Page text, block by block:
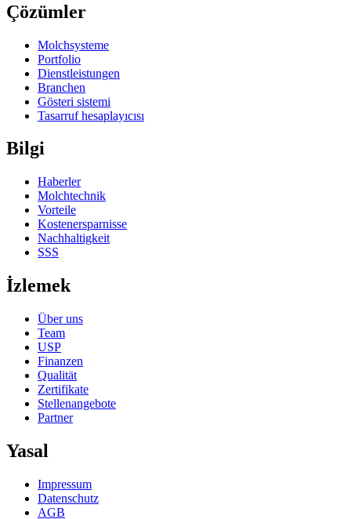
Çözümler
Molchsysteme
Portfolio
Dienstleistungen
Branchen
Gösteri sistemi
Tasarruf hesaplayıcısı
Bilgi
Haberler
Molchtechnik
Vorteile
Kostenersparnisse
Nachhaltigkeit
SSS
İzlemek
Über uns
Team
USP
Finanzen
Qualität
Zertifikate
Stellenangebote
Partner
Yasal
Impressum
Datenschutz
AGB